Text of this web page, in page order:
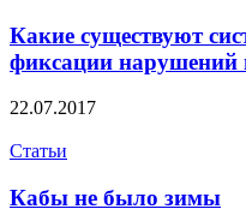
Какие существуют
фиксации нарушений
22.07.2017
Статьи
Кабы не было зимы